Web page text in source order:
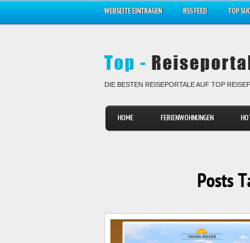
WEBSEITE EINTRAGEN RSS FEED TOP
DIE BESTEN REISEPORTALE AUF TOP
HOME FERIENWOHNUNGEN
Posts